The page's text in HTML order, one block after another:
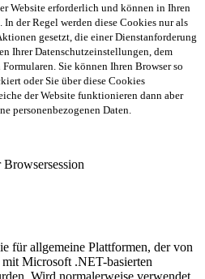
Website erforderlich und können in Ihren
der Regel werden diese Cookies nur als
gesetzt, die einer Dienstanforderung
Ihrer Datenschutzeinstellungen, dem
Sie können Ihren Browser so
oder Sie über diese Cookies
der Website funktionieren dann aber
personenbezogenen Daten.
für allgemeine Plattformen, der von
Microsoft .NET-basierten
Wird normalerweise verwendet,